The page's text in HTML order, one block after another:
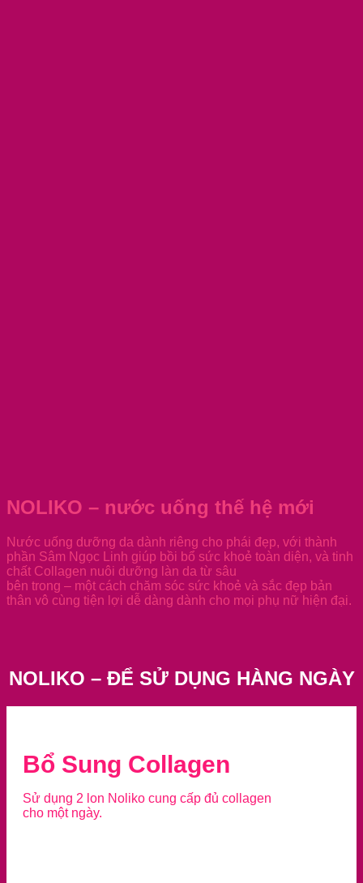
NOLIKO – nước uống thế hệ mới
Nước uống dưỡng da dành riêng cho phái đẹp, với thành
phần Sâm Ngọc Linh giúp bồi bổ sức khoẻ toàn diện, và tinh
chất Collagen nuôi dưỡng làn da từ sâu
bên trong – một cách chăm sóc sức khoẻ và sắc đẹp bản
thân vô cùng tiện lợi dễ dàng dành cho mọi phụ nữ hiện đại.
NOLIKO – ĐỂ SỬ DỤNG HÀNG NGÀY
Bổ Sung Collagen
Sử dụng 2 lon Noliko cung cấp đủ collagen
cho một ngày.